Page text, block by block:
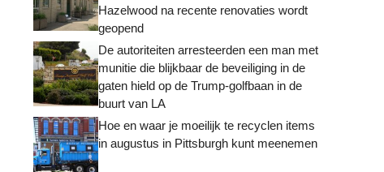
Hazelwood na recente renovaties wordt
geopend
De autoriteiten arresteerden een man met
munitie die blijkbaar de beveiliging in de
gaten hield op de Trump-golfbaan in de
buurt van LA
Hoe en waar je moeilijk te recyclen items
in augustus in Pittsburgh kunt meenemen